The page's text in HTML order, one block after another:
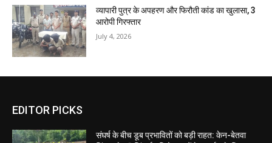
व्यापारी पुत्र के अपहरण और फिरौती कांड का खुलासा, 3
आरोपी गिरफ्तार
July 4, 2026
EDITOR PICKS
संघर्ष के बीच डूब प्रभावितों को बड़ी राहत: केन-बेतवा